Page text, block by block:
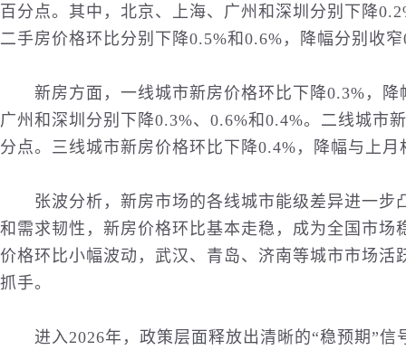
百分点。其中，北京、上海、广州和深圳分别下降
二手房价格环比分别下降0.5%和0.6%，降幅分别收
新房方面，一线城市新房价格环比下降0.3%，降
广州和深圳分别下降0.3%、0.6%和0.4%。二线城市
分点。三线城市新房价格环比下降0.4%，降幅与上月
张波分析，新房市场的各线城市能级差异进一步
和需求韧性，新房价格环比基本走稳，成为全国市
价格环比小幅波动，武汉、青岛、济南等城市市场
抓手。
进入2026年，政策层面释放出清晰的“稳预期”信